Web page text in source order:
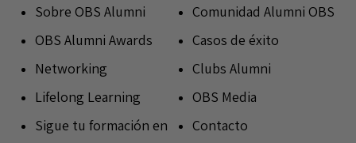
Sobre OBS Alumni
OBS Alumni Awards
Networking
Lifelong Learning
Sigue tu formación en
Comunidad Alumni OBS
Casos de éxito
Clubs Alumni
OBS Media
Contacto